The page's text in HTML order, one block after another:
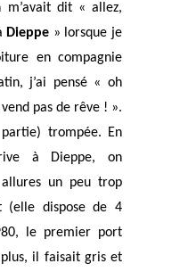
m’avait dit « allez,
Dieppe » lorsque je
en compagnie
j’ai pensé « oh
pas de rêve ! ».
trompée. En
à Dieppe, on
un peu trop
(elle dispose de 4
le premier port
plus, il faisait gris et